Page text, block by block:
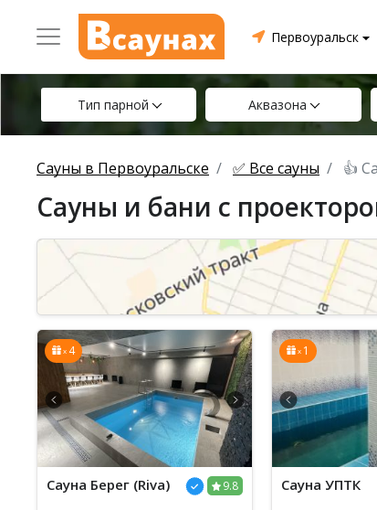
Первоуральск
Тип парной Аквазона
Сауны в Первоуральске ✅ Все сауны 👍
Сауны и бани с
x 4
9.8
Сауна Берег (Riva)
x 1
Сауна УПТК